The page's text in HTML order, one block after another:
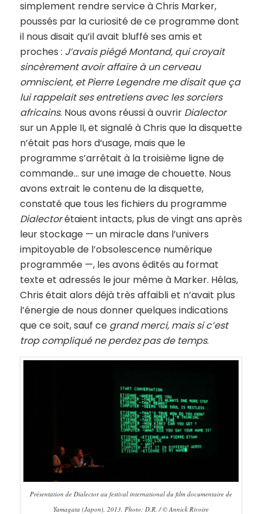
simplement rendre service à Chris Marker,
poussés par la curiosité de ce programme dont
il nous disait qu’il avait bluffé ses amis et
proches : J’avais piégé Montand, qui croyait
sincèrement avoir affaire à un cerveau
omniscient, et Pierre Legendre me disait que ça
lui rappelait ses entretiens avec les sorciers
africains. Nous avons réussi à ouvrir Dialector
sur un Apple II, et signalé à Chris que la disquette
n’était pas hors d’usage, mais que le
programme s’arrêtait à la troisième ligne de
commande… sur une image de chouette. Nous
avons extrait le contenu de la disquette,
constaté que tous les fichiers du programme
Dialectorétaient intacts, plus de vingt ans après
leur stockage — un miracle dans l’univers
impitoyable de l’obsolescence numérique
programmée —, les avons édités au format
texte et adressés le jour même à Marker. Hélas,
Chris était alors déjà très affaibli et n’avait plus
l’énergie de nous donner quelques indications
que ce soit, sauf ce grand merci, mais si c’est
trop compliqué ne perdez pas de temps.
Présentation de Dialector au festival international du film documentaire de
Yamagata (Japon), 2013. Photo: D.R. / © Annick Rivoire